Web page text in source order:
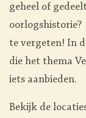
geheel of
te vergeten! In
die het thema
iets aanbieden.
Bekijk de